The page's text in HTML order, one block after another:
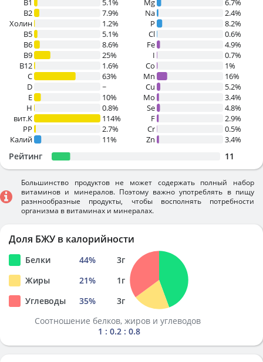
В1
5.1%
B2
7.9%
Холин
1.2%
B5
5.1%
B6
8.6%
B9
25%
B12
1.6%
C
63%
D
~
E
10%
H
0.8%
вит.К
114%
PP
2.7%
Калий
11%
Mg
6.7%
Na
2.4%
P
8.2%
Cl
0.6%
Fe
4.9%
I
0.7%
Co
1%
Mn
16%
Cu
5.2%
Mo
3.4%
Se
4.8%
F
2.9%
Cr
0.5%
Zn
3.4%
Рейтинг 11
Большинство продуктов не может содержать полный набор
витаминов и минералов. Поэтому важно употреблять в пищу
разннообразные продукты, чтобы восполнять потребности
организма в витаминах и минералах.
Доля БЖУ в калорийности
Белки 44% 3г
Жиры
21% 1г
Углеводы
35% 3г
Соотношение белков, жиров и углеводов
1 : 0.2 : 0.8